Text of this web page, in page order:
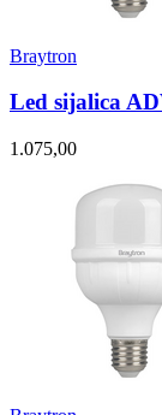
Braytron
Led sijalica
1.075,00